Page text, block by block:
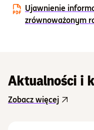
Ujawnienie
zrównoważonym
Aktualności i
Zobacz więcej